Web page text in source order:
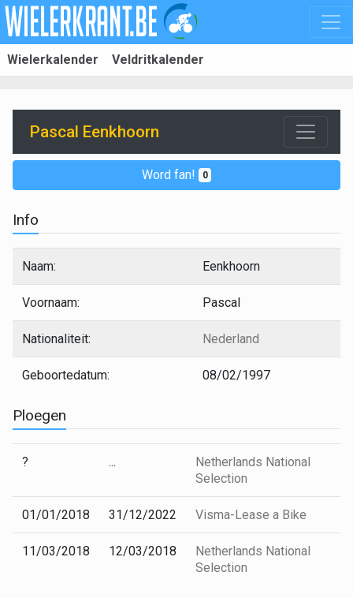
Wielerkalender Veldritkalender
Pascal Eenkhoorn
Word fan! 0
Info
Naam: Eenkhoorn
Voornaam: Pascal
Nationaliteit: Nederland
Geboortedatum: 08/02/1997
Ploegen
? ...
Netherlands National
Selection
01/01/2018 31/12/2022 Visma-Lease a Bike
11/03/2018 12/03/2018
Netherlands National
Selection